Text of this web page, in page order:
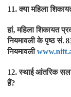
11.क्या महिला
हां,महिला शिकायत
नियमावली के पृष्ठ सं.
नियमावली
12.स्थाई आंतरिक
हैं?